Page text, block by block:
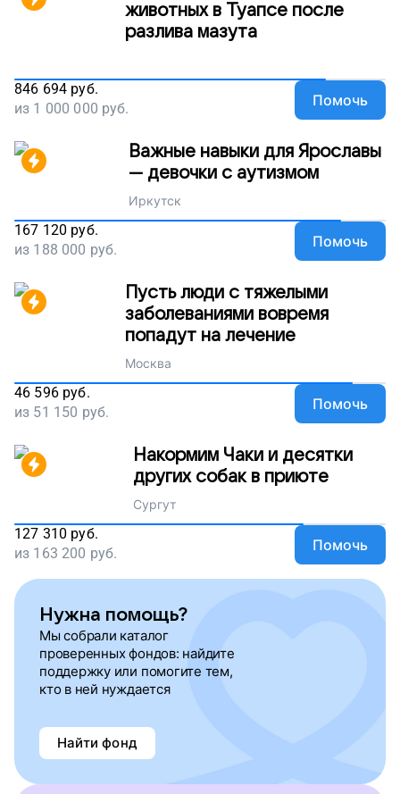
животных в Туапсе после
разлива мазута
846 694 руб.
из 1 000 000 руб. Помочь
Важные навыки для Ярославы
— девочки с аутизмом
Иркутск
167 120 руб.
из 188 000 руб. Помочь
Пусть люди с тяжелыми
заболеваниями вовремя
попадут на лечение
Москва
46 596 руб.
из 51 150 руб. Помочь
Накормим Чаки и десятки
других собак в приюте
Сургут
127 310 руб.
из 163 200 руб. Помочь
Нужна помощь?
Мы собрали каталог
проверенных фондов: найдите
поддержку или помогите тем,
кто в ней нуждается
Найти фонд